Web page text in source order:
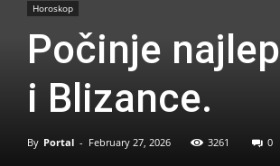
Horoskop
Počinje
i Blizance.
By Portal - February 27, 2026 3261 0